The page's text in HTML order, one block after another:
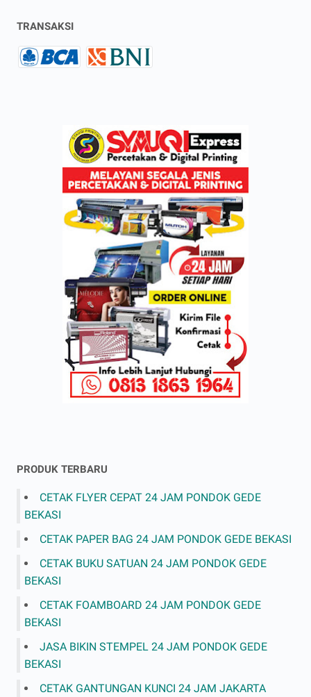
TRANSAKSI
PRODUK TERBARU
CETAK FLYER CEPAT 24 JAM PONDOK GEDE
BEKASI
CETAK PAPER BAG 24 JAM PONDOK GEDE BEKASI
CETAK BUKU SATUAN 24 JAM PONDOK GEDE
BEKASI
CETAK FOAMBOARD 24 JAM PONDOK GEDE
BEKASI
JASA BIKIN STEMPEL 24 JAM PONDOK GEDE
BEKASI
CETAK GANTUNGAN KUNCI 24 JAM JAKARTA